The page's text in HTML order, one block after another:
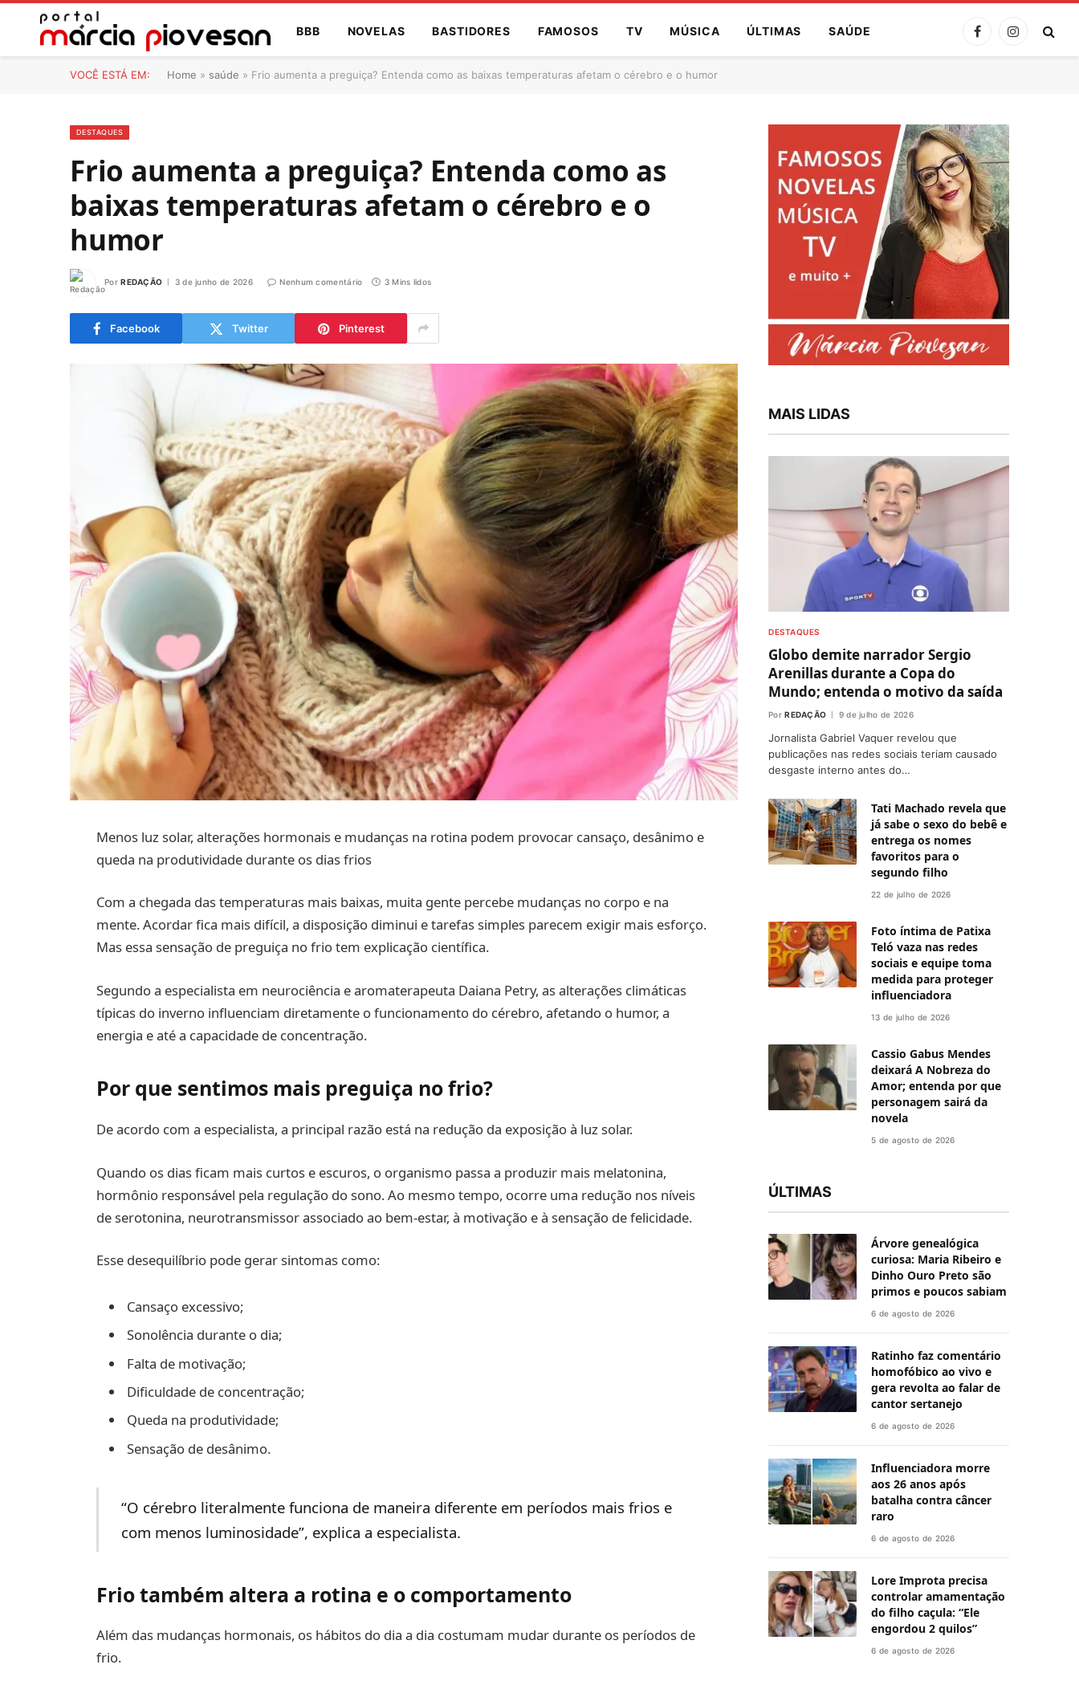
BBB NOVELAS BASTIDORES FAMOSOS TV MÚSICA ÚLTIMAS SAÚDE FacebookInstagram
VOCÊ ESTÁ EM: Home » saúde » Frio aumenta a preguiça? Entenda como as baixas temperaturas afetam o cérebro e o humor
DESTAQUES
Frio aumenta a preguiça? Entenda como as
baixas temperaturas afetam o cérebro e o
humor
Por REDAÇÃO 3 de junho de 2026 Nenhum comentário 3 Mins lidos
Facebook Twitter Pinterest
Menos luz solar, alterações hormonais e mudanças na rotina podem provocar cansaço, desânimo e
queda na produtividade durante os dias frios
Com a chegada das temperaturas mais baixas, muita gente percebe mudanças no corpo e na
mente. Acordar fica mais difícil, a disposição diminui e tarefas simples parecem exigir mais esforço.
Mas essa sensação de preguiça no frio tem explicação científica.
Segundo a especialista em neurociência e aromaterapeuta Daiana Petry, as alterações climáticas
típicas do inverno influenciam diretamente o funcionamento do cérebro, afetando o humor, a
energia e até a capacidade de concentração.
Por que sentimos mais preguiça no frio?
De acordo com a especialista, a principal razão está na redução da exposição à luz solar.
Quando os dias ficam mais curtos e escuros, o organismo passa a produzir mais melatonina,
hormônio responsável pela regulação do sono. Ao mesmo tempo, ocorre uma redução nos níveis
de serotonina, neurotransmissor associado ao bem-estar, à motivação e à sensação de felicidade.
Esse desequilíbrio pode gerar sintomas como:
Cansaço excessivo;
Sonolência durante o dia;
Falta de motivação;
Dificuldade de concentração;
Queda na produtividade;
Sensação de desânimo.
“O cérebro literalmente funciona de maneira diferente em períodos mais frios e
com menos luminosidade”, explica a especialista.
Frio também altera a rotina e o comportamento
Além das mudanças hormonais, os hábitos do dia a dia costumam mudar durante os períodos de
frio.
MAIS LIDAS
DESTAQUES
Globo demite narrador Sergio
Arenillas durante a Copa do
Mundo; entenda o motivo da saída
Por REDAÇÃO 9 de julho de 2026
Jornalista Gabriel Vaquer revelou que
publicações nas redes sociais teriam causado
desgaste interno antes do…
Tati Machado revela que
já sabe o sexo do bebê e
entrega os nomes
favoritos para o
segundo filho
22 de julho de 2026
Foto íntima de Patixa
Teló vaza nas redes
sociais e equipe toma
medida para proteger
influenciadora
13 de julho de 2026
Cassio Gabus Mendes
deixará A Nobreza do
Amor; entenda por que
personagem sairá da
novela
5 de agosto de 2026
ÚLTIMAS
Árvore genealógica
curiosa: Maria Ribeiro e
Dinho Ouro Preto são
primos e poucos sabiam
6 de agosto de 2026
Ratinho faz comentário
homofóbico ao vivo e
gera revolta ao falar de
cantor sertanejo
6 de agosto de 2026
Influenciadora morre
aos 26 anos após
batalha contra câncer
raro
6 de agosto de 2026
Lore Improta precisa
controlar amamentação
do filho caçula: “Ele
engordou 2 quilos”
6 de agosto de 2026